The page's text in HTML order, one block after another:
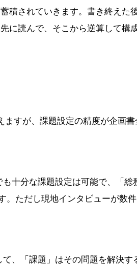
積されていきます。書き終えた
に読んで、そこから逆算して構
すが、課題設定の精度が企画書
十分な課題設定は可能で、「総
ただし現地インタビューが数件
、「課題」はその問題を解決す